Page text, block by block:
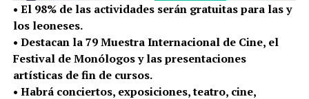
• El 98% de las actividades serán gratuitas para las y
los leoneses.
• Destacan la 79 Muestra Internacional de Cine, el
Festival de Monólogos y las presentaciones
artísticas de fin de cursos.
• Habrá conciertos, exposiciones, teatro, cine,